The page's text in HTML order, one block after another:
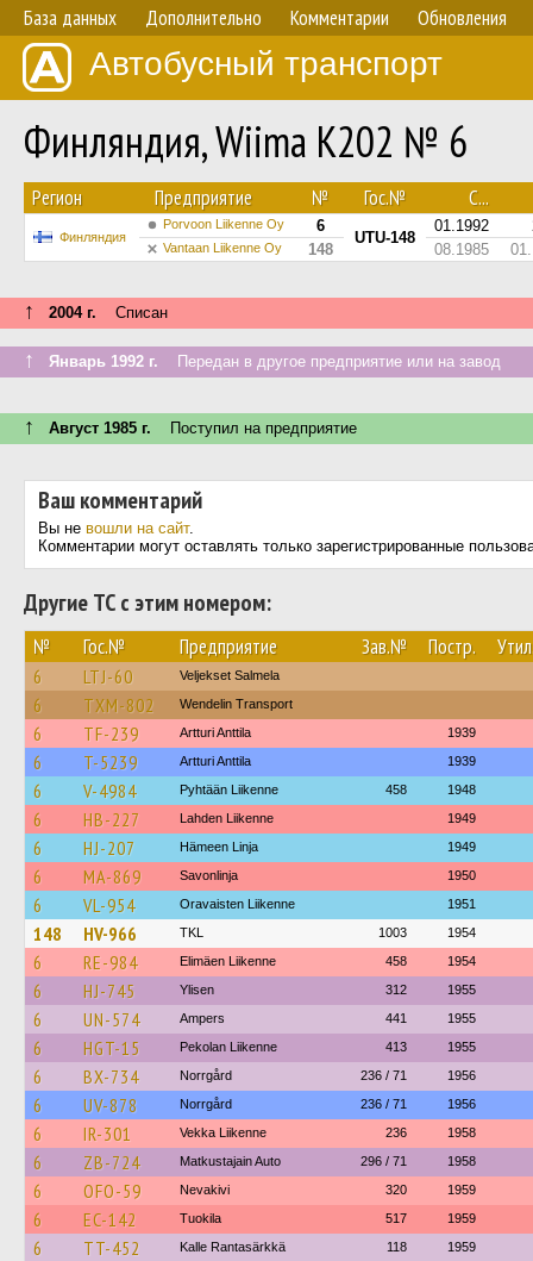
База данных Дополнительно Комментарии Обновления
Автобусный транспорт
Финляндия, Wiima K202 № 6
Регион Предприятие № Гос.№ С...
Финляндия
Porvoon Liikenne Oy 6
UTU-148
01.1992
Vantaan Liikenne Oy 148 08.1985
↑ 2004 г. Списан
↑ Январь 1992 г. Передан в другое предприятие или на завод
↑ Август 1985 г. Поступил на предприятие
Ваш комментарий
Вы не вошли на сайт.
Комментарии могут оставлять только зарегистрированные
Другие ТС с этим номером:
№ Гос.№ Предприятие Зав.№ Постр.
6 LTJ-60 Veljekset Salmela
6 TXM-802 Wendelin Transport
6 TF-239 Artturi Anttila 1939
6 T-5239 Artturi Anttila 1939
6 V-4984 Pyhtään Liikenne 458 1948
6 HB-227 Lahden Liikenne 1949
6 HJ-207 Hämeen Linja 1949
6 MA-869 Savonlinja 1950
6 VL-954 Oravaisten Liikenne 1951
148 HV-966 TKL 1003 1954
6 RE-984 Elimäen Liikenne 458 1954
6 HJ-745 Ylisen 312 1955
6 UN-574 Ampers 441 1955
6 HGT-15 Pekolan Liikenne 413 1955
6 BX-734 Norrgård 236 / 71 1956
6 UV-878 Norrgård 236 / 71 1956
6 IR-301 Vekka Liikenne 236 1958
6 ZB-724 Matkustajain Auto 296 / 71 1958
6 OFO-59 Nevakivi 320 1959
6 EC-142 Tuokila 517 1959
6 TT-452 Kalle Rantasärkkä 118 1959